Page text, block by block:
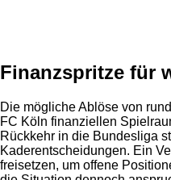
Finanzspritze für
Die mögliche Ablöse von
FC Köln finanziellen
Rückkehr in die Bundesliga
Kaderentscheidungen. Ein
freisetzen, um offene